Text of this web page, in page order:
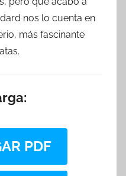
nos lo cuenta en
más fascinante
PDF